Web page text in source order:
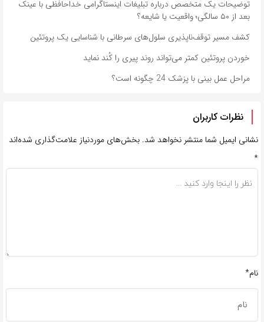
توضیحات یک متخصص درباره تبلیغات اینستاگرامی خداحافظی با عینک
بعد از ۵۰ سالگی؛ واقعیت یا شایعه؟
کشف مسیر توقف‌ناپذیری سلول‌های سرطانی با شناسایی یک پروتئین
خوردن پروتئین کمتر می‌تواند روند پیری را کُند نماید
مراحل عمل بینی با پزشک 24 چگونه است؟
نظرات کاربران
نشانی ایمیل شما منتشر نخواهد شد. بخش‌های موردنیاز علامت‌گذاری شده‌اند
*
نام*